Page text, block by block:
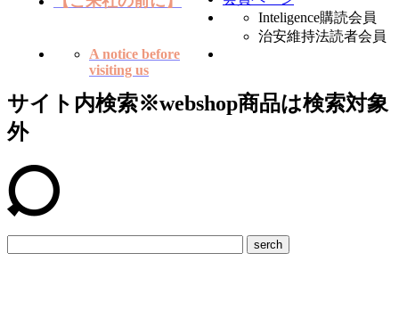
Inteligence購読会員
治安維持法読者会員
A notice before
visiting us
サイト内検索※webshop商品は検索対象
外
serch